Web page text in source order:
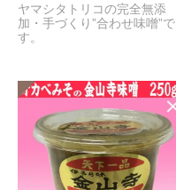
ヤマシタトリコの完全無添
加・手づくり”合わせ味噌”で
す。